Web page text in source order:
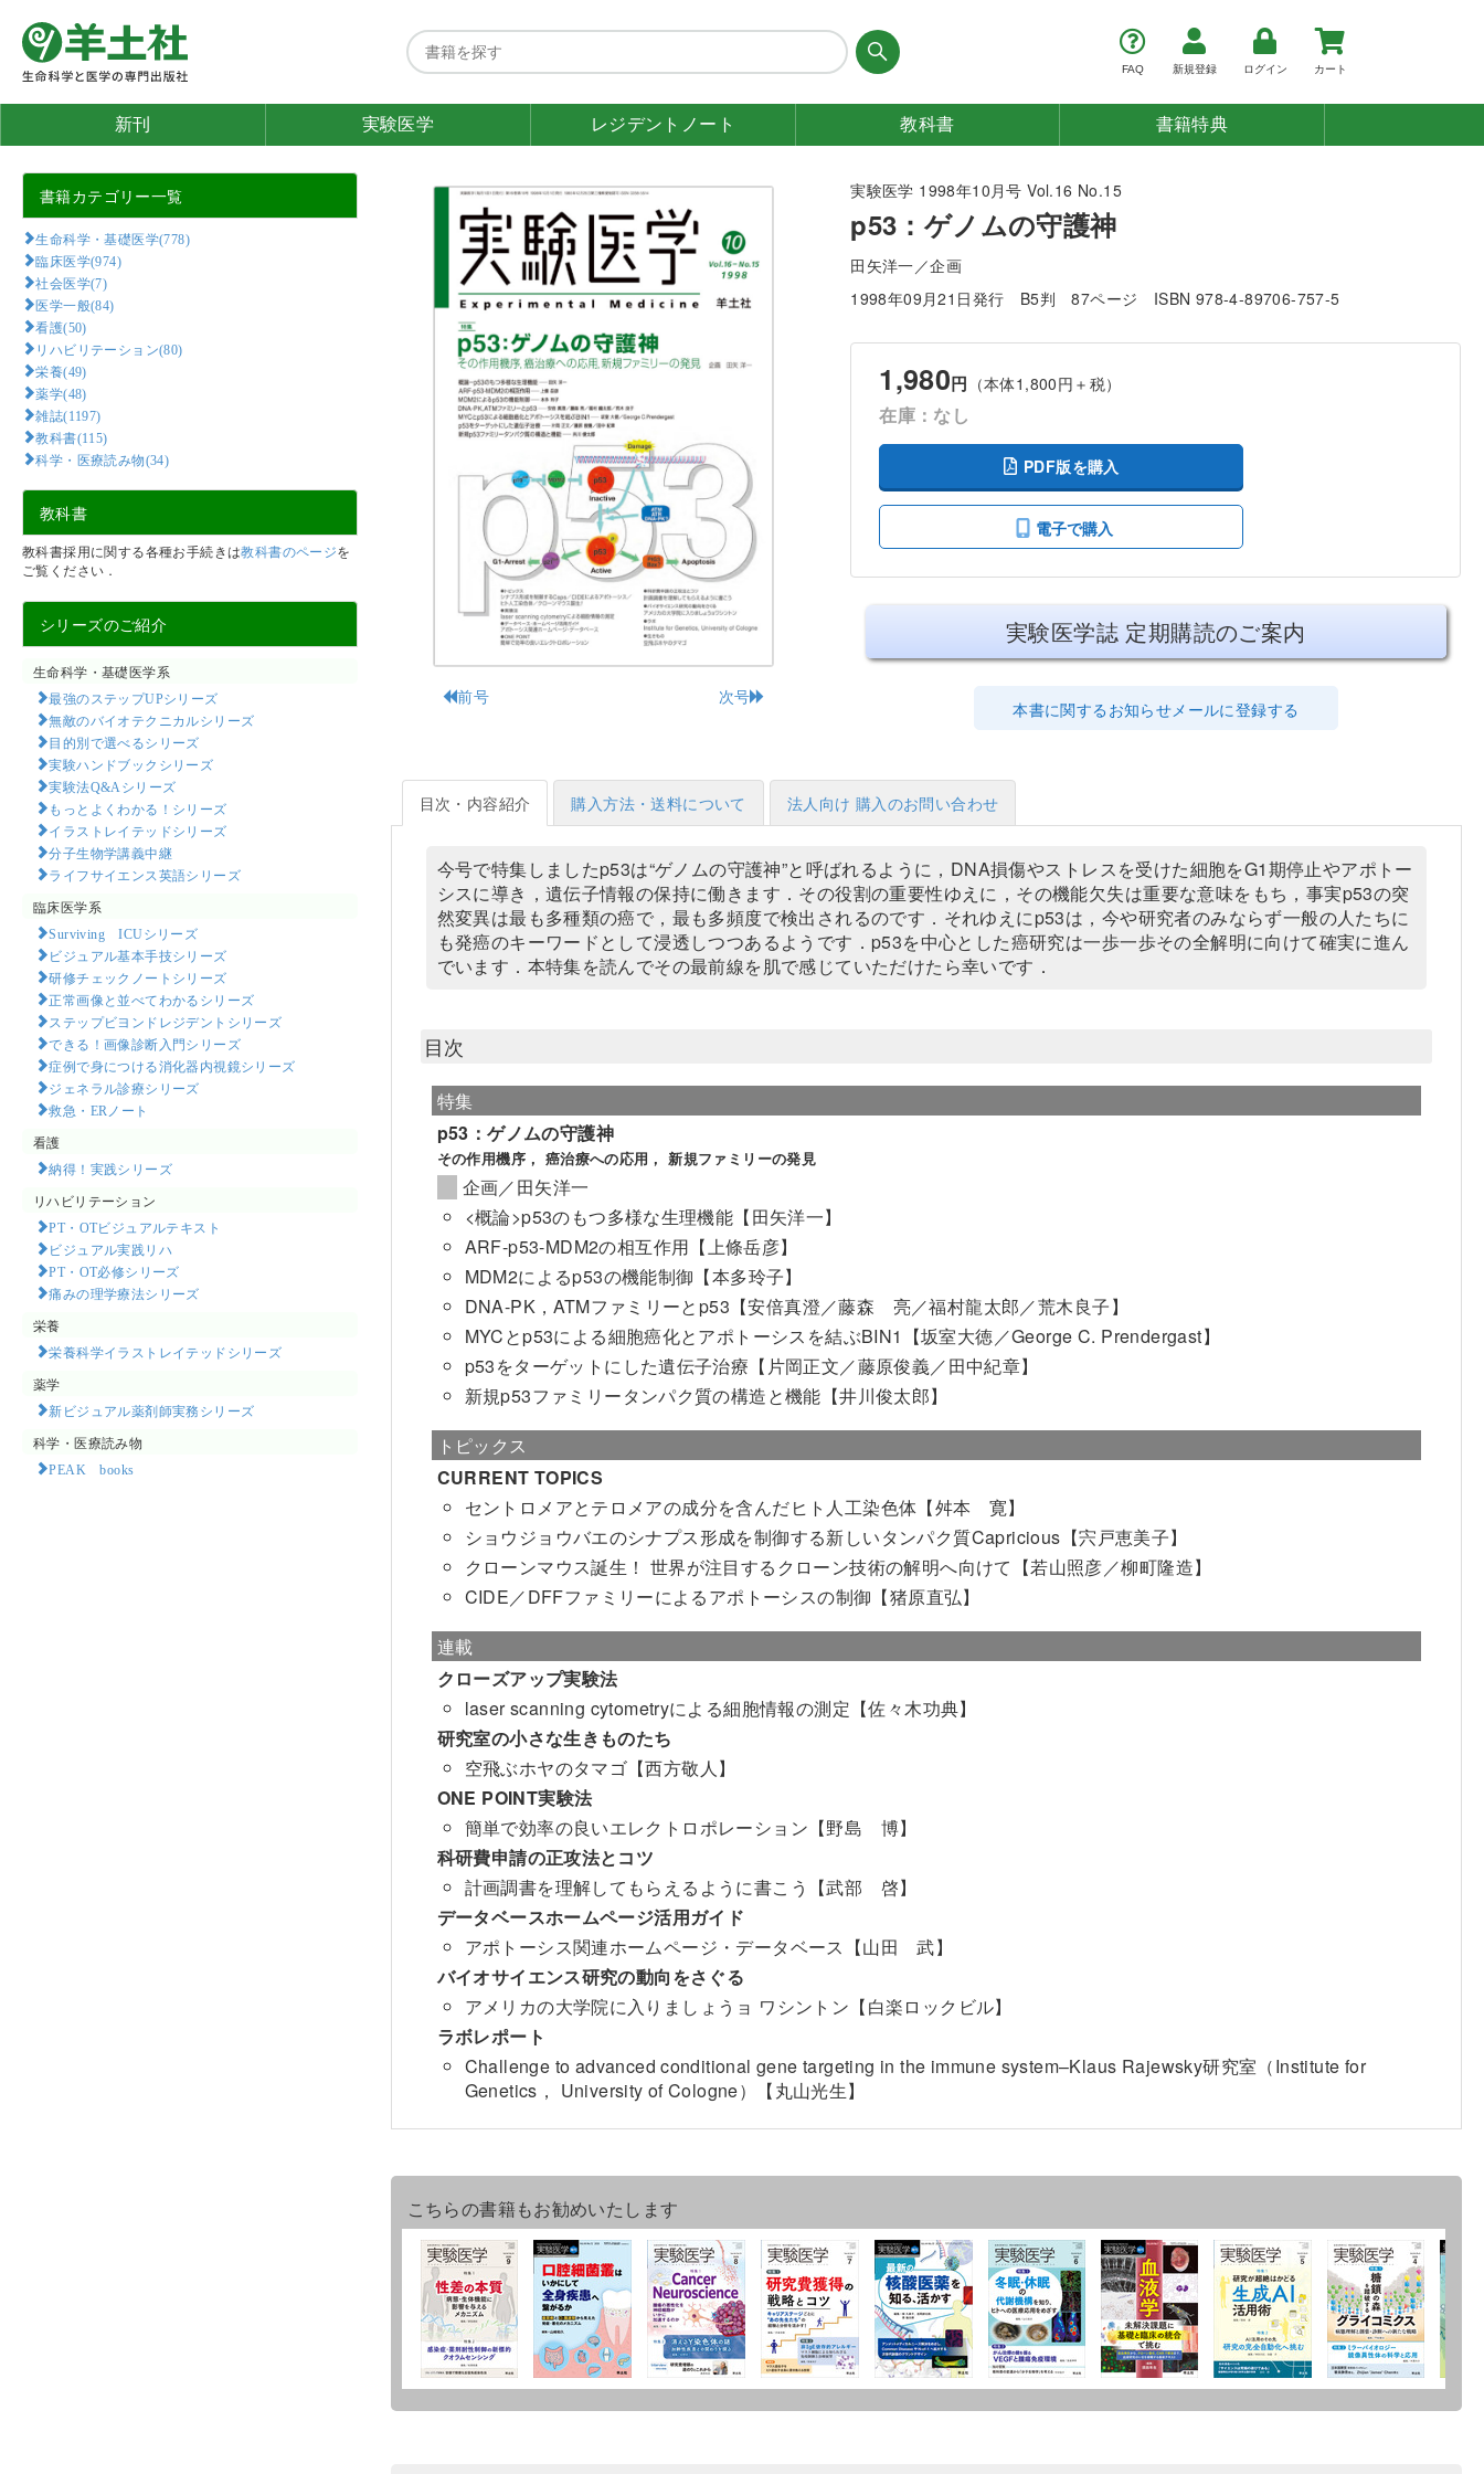
FAQ 新規登録 ログイン カート
新刊 実験医学 レジデント ノート 教科書 書籍特典
書籍カテゴリー一覧
生命科学・基礎医学(778)
臨床医学(974)
社会医学(7)
医学一般(84)
看護(50)
リハビリテーション(80)
栄養(49)
薬学(48)
雑誌(1197)
教科書(115)
科学・医療読み物(34)
教科書
教科書採用に関する各種お手続きは教科書のページを
ご覧ください．
シリーズのご紹介
生命科学・基礎医学系
最強のステップUPシリーズ
無敵のバイオテクニカルシリーズ
目的別で選べるシリーズ
実験ハンドブックシリーズ
実験法Q&Aシリーズ
もっとよくわかる！シリーズ
イラストレイテッドシリーズ
分子生物学講義中継
ライフサイエンス英語シリーズ
臨床医学系
Surviving ICUシリーズ
ビジュアル基本手技シリーズ
研修チェックノートシリーズ
正常画像と並べてわかるシリーズ
ステップビヨンドレジデントシリーズ
できる！画像診断入門シリーズ
症例で身につける消化器内視鏡シリーズ
ジェネラル診療シリーズ
救急・ERノート
看護
納得！実践シリーズ
リハビリテーション
PT・OTビジュアルテキスト
ビジュアル実践リハ
PT・OT必修シリーズ
痛みの理学療法シリーズ
栄養
栄養科学イラストレイテッドシリーズ
薬学
新ビジュアル薬剤師実務シリーズ
科学・医療読み物
PEAK books​
前号 次号
実験医学 1998年10月号 Vol.16 No.15
p53：ゲノムの守護神
田矢洋一／企画
1998年09月21日発行
B5判 87ページ ISBN 978-4-89706-757-5
1,980円 （本体1,800円＋税）
在庫：なし
PDF版を購入
電子で購入
実験医学誌 定期購読のご案内
本書に関するお知らせメールに登録する
目次・内容紹介 購入方法・送料について 法人向け 購入のお問い合わせ
今号で特集しましたp53は“ゲノムの守護神”と呼ばれるように，DNA損傷やストレスを受けた細胞をG1期停止やアポトー
シスに導き，遺伝子情報の保持に働きます．その役割の重要性ゆえに，その機能欠失は重要な意味をもち，事実p53の突
然変異は最も多種類の癌で，最も多頻度で検出されるのです．それゆえにp53は，今や研究者のみならず一般の人たちに
も発癌のキーワードとして浸透しつつあるようです．p53を中心とした癌研究は一歩一歩その全解明に向けて確実に進ん
でいます．本特集を読んでその最前線を肌で感じていただけたら幸いです．
目次
特集
p53：ゲノムの守護神
その作用機序， 癌治療への応用， 新規ファミリーの発見
企画／田矢洋一
<概論>p53のもつ多様な生理機能【田矢洋一】
ARF-p53-MDM2の相互作用【上條岳彦】
MDM2によるp53の機能制御【本多玲子】
DNA-PK，ATMファミリーとp53【安倍真澄／藤森 亮／福村龍太郎／荒木良子】
MYCとp53による細胞癌化とアポトーシスを結ぶBIN1【坂室大徳／George C. Prendergast】
p53をターゲットにした遺伝子治療【片岡正文／藤原俊義／田中紀章】
新規p53ファミリータンパク質の構造と機能【井川俊太郎】
トピックス
CURRENT TOPICS
セントロメアとテロメアの成分を含んだヒト人工染色体【舛本 寛】
ショウジョウバエのシナプス形成を制御する新しいタンパク質Capricious【宍戸恵美子】
クローンマウス誕生！ 世界が注目するクローン技術の解明へ向けて【若山照彦／柳町隆造】
CIDE／DFFファミリーによるアポトーシスの制御【猪原直弘】
連載
クローズアップ実験法
laser scanning cytometryによる細胞情報の測定【佐々木功典】
研究室の小さな生きものたち
空飛ぶホヤのタマゴ【西方敬人】
ONE POINT実験法
簡単で効率の良いエレクトロポレーション【野島 博】
科研費申請の正攻法とコツ
計画調書を理解してもらえるように書こう【武部 啓】
データベースホームページ活用ガイド
アポトーシス関連ホームページ・データベース【山田 武】
バイオサイエンス研究の動向をさぐる
アメリカの大学院に入りましょうョ ワシントン【白楽ロックビル】
ラボレポート
Challenge to advanced conditional gene targeting in the immune system–Klaus Rajewsky研究室（Institute for
Genetics， University of Cologne）【丸山光生】
こちらの書籍もお勧めいたします